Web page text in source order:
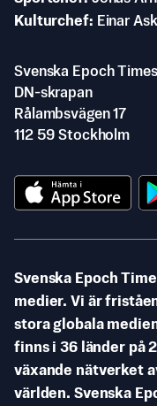
Kulturchef
Einar
Svenska Epoch
DN-skrapan
Rålambsvägen 17
112 59 Stockholm
Svenska Epoch
medier. Vi är
stora globala
finns i 36 länder på
växande nätverket
världen. Svenska